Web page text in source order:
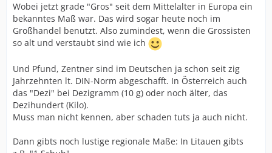
Wobei jetzt grade "Gros" seit dem Mittelalter in Europa ein
bekanntes Maß war. Das wird sogar heute noch im
Großhandel benutzt. Also zumindest, wenn die Grossisten
so alt und verstaubt sind wie ich
Und Pfund, Zentner sind im Deutschen ja schon seit zig
Jahrzehnten lt. DIN-Norm abgeschafft. In Österreich auch
das "Dezi" bei Dezigramm (10 g) oder noch älter, das
Dezihundert (Kilo).
Muss man nicht kennen, aber schaden tuts ja auch nicht.
Dann gibts noch lustige regionale Maße: In Litauen gibts